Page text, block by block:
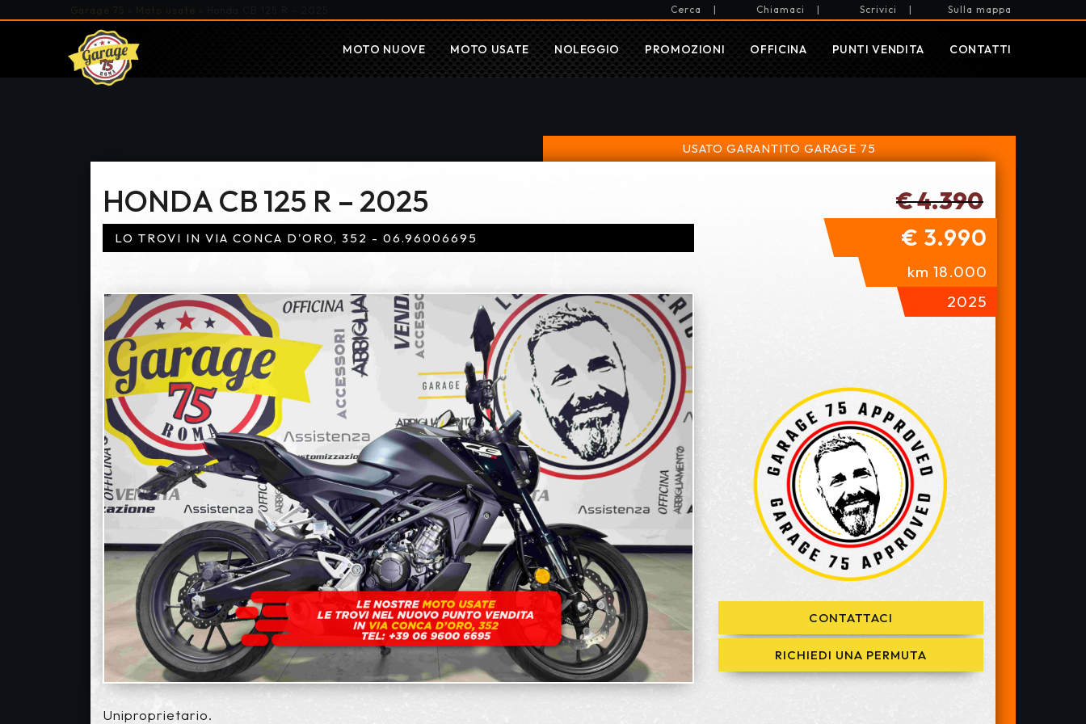
Cerca | Chiamaci | Scrivici | Sulla mappa
MOTO NUOVE MOTO USATE NOLEGGIO PROMOZIONI OFFICINA PUNTI VENDITA CONTATTI
USATO GARANTITO GARAGE 75
HONDA CB 125 R – 2025
LO TROVI IN VIA CONCA D'ORO, 352 - 06.96006695 € 3.990
km 18.000
2025
CONTATTACI
RICHIEDI UNA PERMUTA
Uniproprietario.
€ 4.390